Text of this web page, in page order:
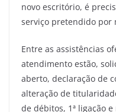
novo escritório, é
serviço pretendido por
Entre as assistências
atendimento estão,
aberto, declaração de
alteração de
de débitos, 1ª ligação